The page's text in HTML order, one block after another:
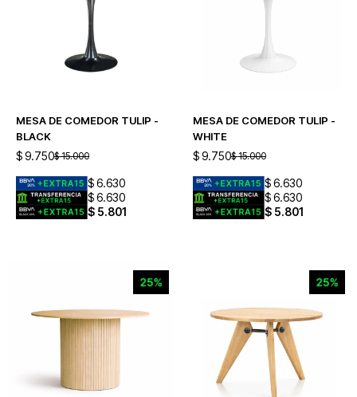
MESA DE COMEDOR TULIP -
BLACK
$9.750$ 15.000
$6.630
$6.630
$ 5.801
MESA DE COMEDOR TULIP -
WHITE
$ 9.750$ 15.000
$ 6.630
$ 6.630
$ 5.801